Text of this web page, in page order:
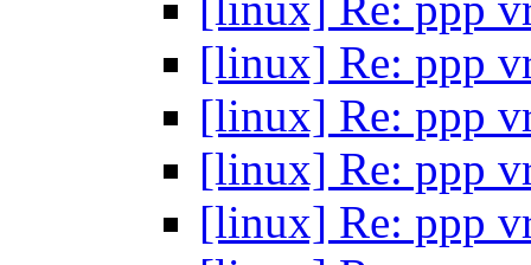
[linux] Re: ppp
[linux] Re: ppp
[linux] Re: ppp
[linux] Re: ppp